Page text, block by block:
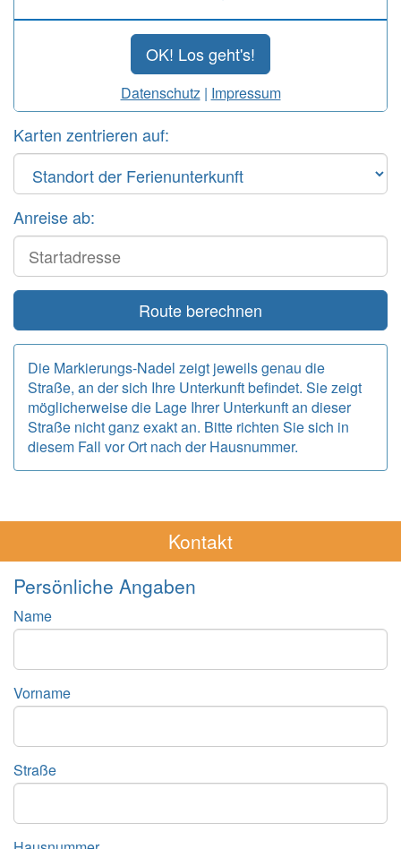
OK! Los geht's!
Datenschutz| Impressum
Karten zentrieren auf:
Anreise ab:
Start
Route berechnen
Die Markierungs-Nadel zeigt jeweils genau die
Straße, an der sich Ihre Unterkunft befindet. Sie zeigt
möglicherweise die Lage Ihrer Unterkunft an dieser
Straße nicht ganz exakt an. Bitte richten Sie sich in
diesem Fall vor Ort nach der Hausnummer.
Kontakt
Persönliche Angaben
Name
Vorname
Straße